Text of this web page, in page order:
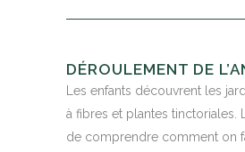
DÉROULEMENT DE
Les enfants découvrent les
à fibres et plantes tinctoriales.
de comprendre comment on